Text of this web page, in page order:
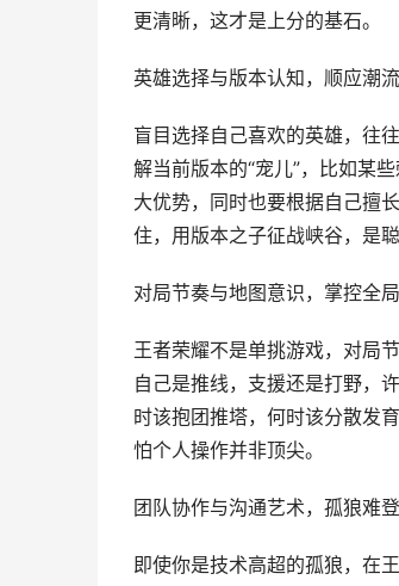
更清晰，这才是上分的基石。
英雄选择与版本认知，顺应潮
盲目选择自己喜欢的英雄，往
解当前版本的“宠儿”，比如某
大优势，同时也要根据自己擅
住，用版本之子征战峡谷，是
对局节奏与地图意识，掌控全
王者荣耀不是单挑游戏，对局
自己是推线，支援还是打野，
时该抱团推塔，何时该分散发
怕个人操作并非顶尖。
团队协作与沟通艺术，孤狼难
即使你是技术高超的孤狼，在